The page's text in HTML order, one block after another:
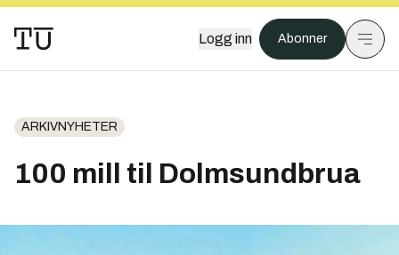
Logg inn Abonner
ARKIVNYHETER
100 mill til Dolmsundbrua